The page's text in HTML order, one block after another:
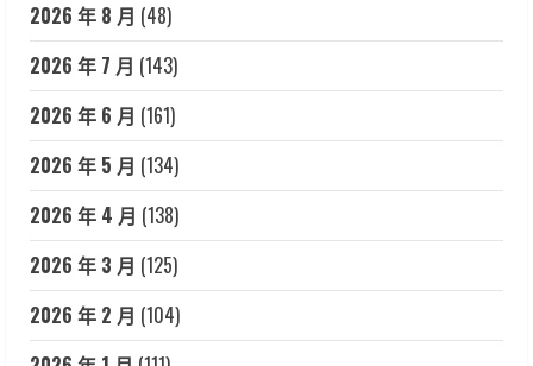
2026 年 8 月 (48)
2026 年 7 月 (143)
2026 年 6 月 (161)
2026 年 5 月 (134)
2026 年 4 月 (138)
2026 年 3 月 (125)
2026 年 2 月 (104)